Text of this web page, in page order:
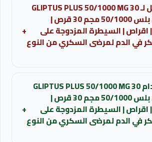
❓ هل يوجد بديل لـ GLIPTUS PLUS 50/1000 MG 30
TAB - جليبتس بلس 50/1000 مجم 30 قرص |
مجم | اقراص | السيطرة المزدوجة على
في الدم لمرضى السكري من النوع
+
مناسب لحالتك يمكن التواصل مع الصيدلي
حالياً.
❓ ما هو استخدام GLIPTUS PLUS 50/1000 MG 30
TAB - جليبتس بلس 50/1000 مجم 30 قرص |
مجم | اقراص | السيطرة المزدوجة على
في الدم لمرضى السكري من النوع
+